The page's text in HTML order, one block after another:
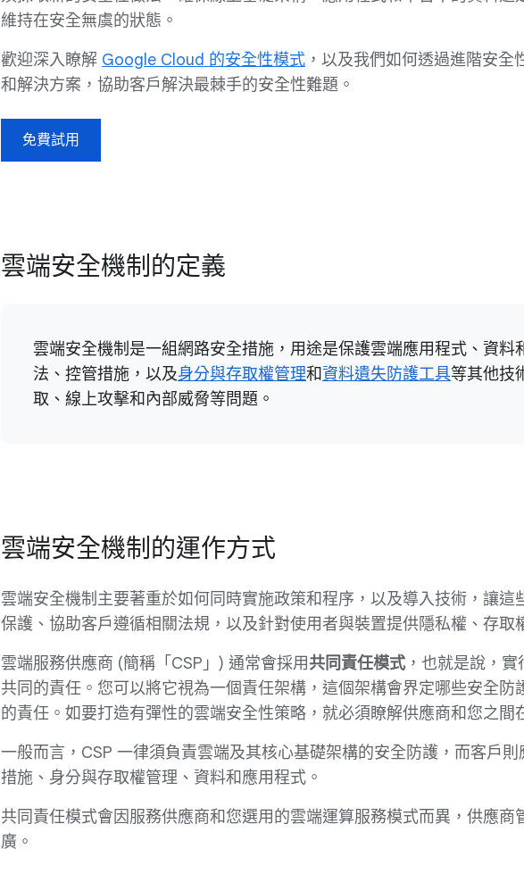
維持在安全無虞的狀態。
歡迎深入瞭解 Google Cloud 的安全性模式 ，以及我們如何透過進階安全
和解決方案，協助客戶解決最棘手的安全性難題。
免費試用
雲端安全機制的定義
雲端安全機制是一組網路安全措施，用途是保護雲端應用程式、資
法、控管措施，以及身分與存取權管理和資料遺失防護工具等其他技
取、線上攻擊和內部威脅等問題。
雲端安全機制的運作方式
雲端安全機制主要著重於如何同時實施政策和程序，以及導入技術，讓
保護、協助客戶遵循相關法規，以及針對使用者與裝置提供隱私權、存取
雲端服務供應商 (簡稱「CSP」) 通常會採用共同責任模式 ，也就是說，
共同的責任。您可以將它視為一個責任架構，這個架構會界定哪些安全
的責任。如要打造有彈性的雲端安全性策略，就必須瞭解供應商和您之間
一般而言，CSP 一律須負責雲端及其核心基礎架構的安全防護，而客戶
措施、身分與存取權管理、資料和應用程式。
共同責任模式會因服務供應商和您選用的雲端運算服務模式而異，供應
廣。